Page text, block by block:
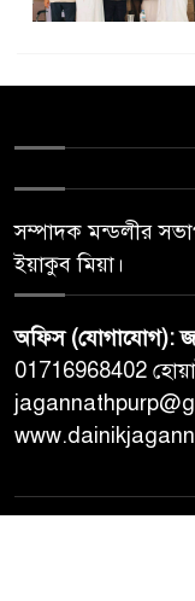
সম্পাদক মন্ডলীর
ইয়াকুব মিয়া।
অফিস (যোগাযোগ):
01716968402